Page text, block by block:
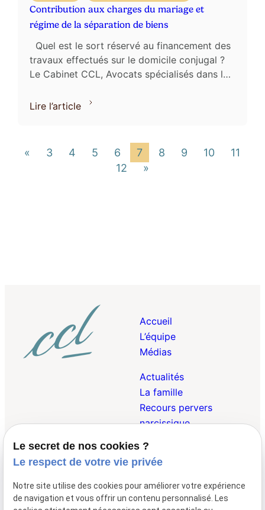
Contribution aux charges du mariage et
régime de la séparation de biens
Quel est le sort réservé au financement des
travaux effectués sur le domicile conjugal ?
Le Cabinet CCL, Avocats spécialisés dans les
Lire l’article
« 3 4 5 6 7 8 9 10
11
12
»
Accueil
L’équipe
Médias
Actualités
La famille
Recours pervers
narcissique
Droit Pénal de la
Famille
Droit Internationnal et
Le secret de nos cookies ?
Le respect de votre vie privée
Notre site utilise des cookies pour améliorer votre expérience
de navigation et vous offrir un contenu personnalisé. Les